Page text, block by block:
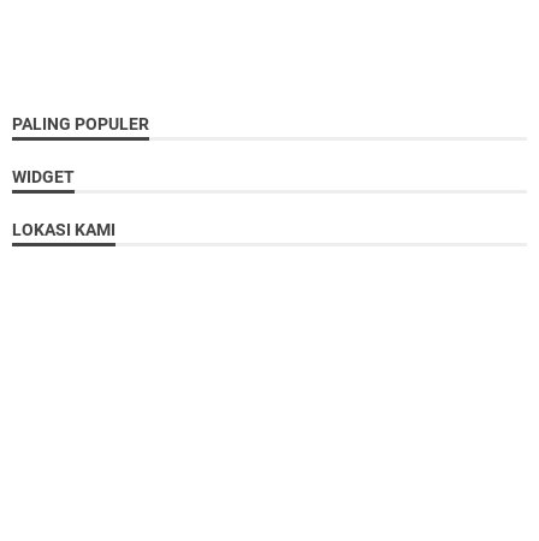
PALING POPULER
WIDGET
LOKASI KAMI